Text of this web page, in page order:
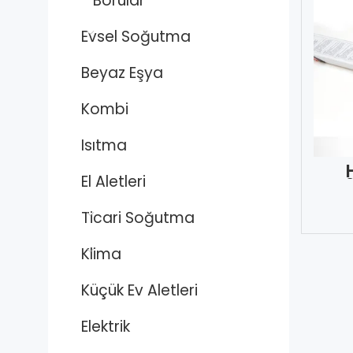
Evsel Soğutma
Beyaz Eşya
Kombi
Isıtma
El Aletleri
Ticari Soğutma
Klima
Küçük Ev Aletleri
Elektrik